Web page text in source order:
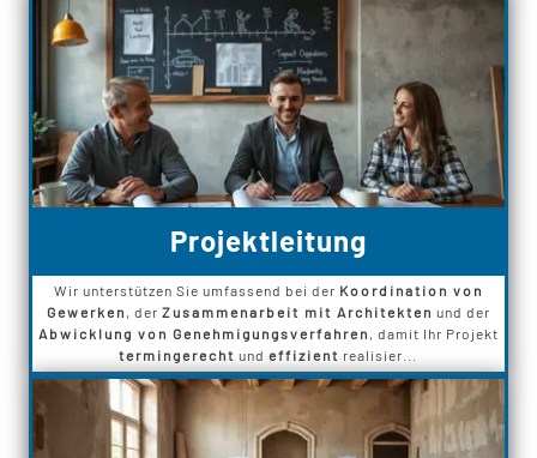
Projektleitung
Wir unterstützen Sie umfassend bei der Koordination von
Gewerken , der Zusammenarbeit mit Architekten und der
Abwicklung von Genehmigungsverfahren , damit Ihr Projekt
termingerecht undeffizient realisier...